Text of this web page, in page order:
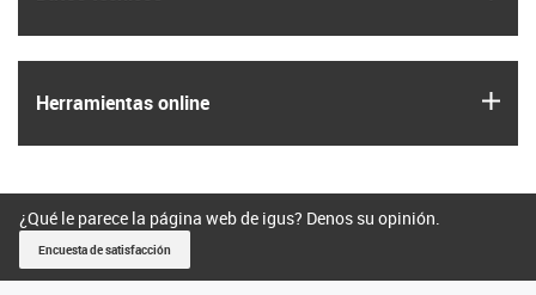
Herramientas online
¿Qué le parece la página web de igus? Denos su opinión.
Encuesta de satisfacción